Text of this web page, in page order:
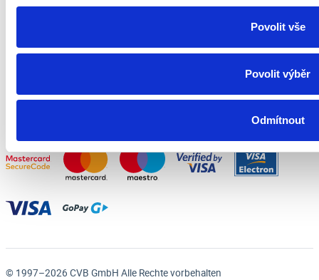
Povolit vše
Povolit výběr
Odmítnout
© 1997–2026 CVB GmbH Alle Rechte vorbehalten